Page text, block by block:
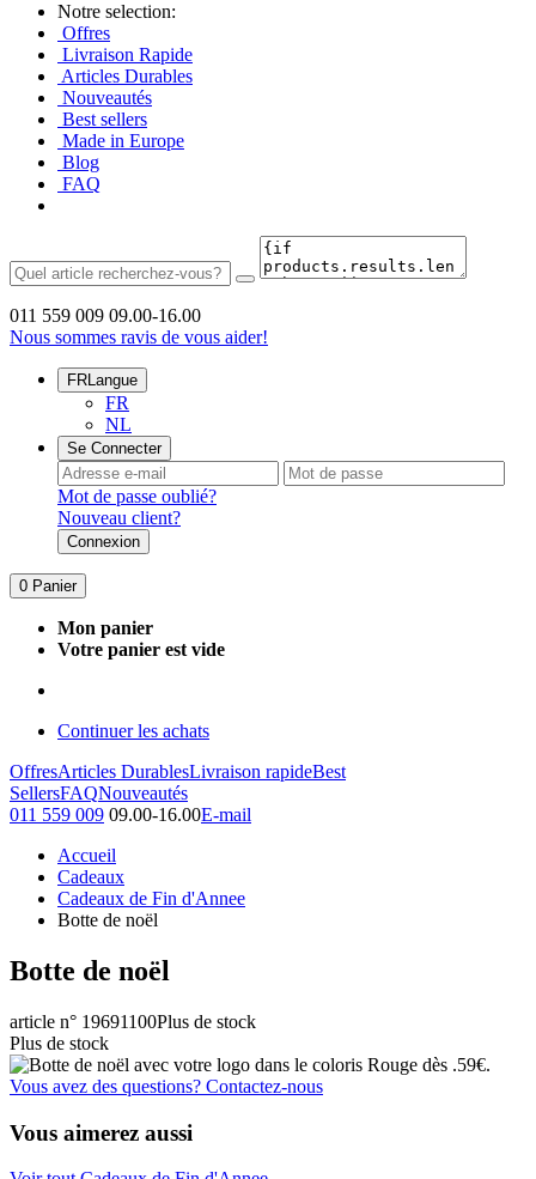
Notre selection:
Offres
Livraison Rapide
Articles Durables
Nouveautés
Best sellers
Made in Europe
Blog
FAQ
011 559 009 09.00-16.00
Nous sommes ravis de vous aider!
FRLangue
FR
NL
Se Connecter
Mot de passe oublié?
Nouveau client?
Connexion
0 Panier
Mon panier
Votre panier est vide
Continuer les achats
OffresArticles DurablesLivraison rapideBest
SellersFAQNouveautés
011 559 009 09.00-16.00E-mail
Accueil
Cadeaux
Cadeaux de Fin d'Annee
Botte de noël
Botte de noël
article n° 19691100Plus de stock
Plus de stock
Vous avez des questions? Contactez-nous
Vous aimerez aussi